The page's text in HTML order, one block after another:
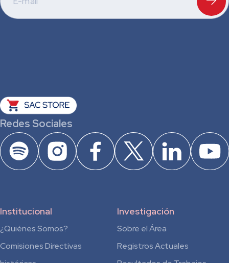
Redes Sociales
Institucional
¿Quiénes Somos?
Comisiones Directivas
Investigación
Sobre el Área
Registros Actuales